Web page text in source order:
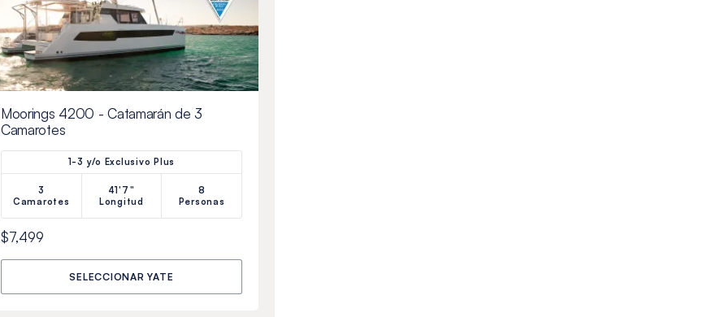
Moorings 4200 - Catamarán de 3
Camarotes
1-3 y/o Exclusivo Plus
3
Camarotes
41'7"
Longitud
8
Personas
$7,499
SELECCIONAR YATE